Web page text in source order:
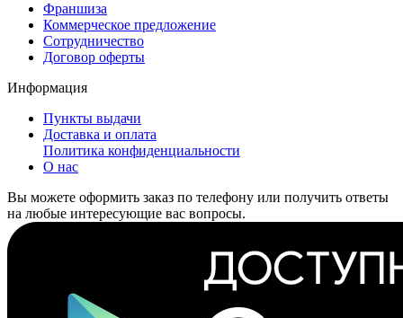
Франшиза
Коммерческое предложение
Сотрудничество
Договор оферты
Информация
Пункты выдачи
Доставка и оплата
Политика конфиденциальности
О нас
Вы можете оформить заказ по телефону или получить ответы
на любые интересующие вас вопросы.